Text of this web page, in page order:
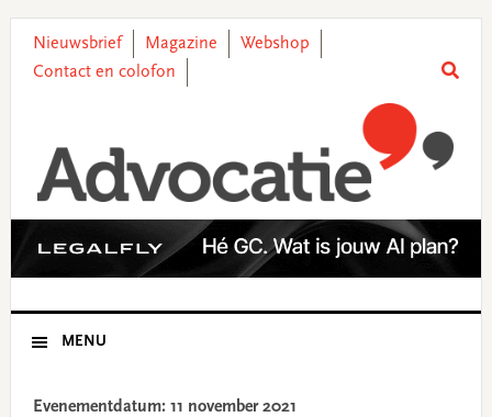
primary
main
primary
footer
Nieuwsbrief Magazine
Webshop
Contact en colofon
MENU
Evenementdatum: 11 november 2021